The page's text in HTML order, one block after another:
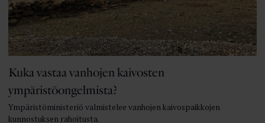
Kuka vastaa vanhojen kaivosten
ympäristöongelmista?
Ympäristöministeriö valmistelee vanhojen kaivospaikkojen
kunnostuksen rahoitusta.